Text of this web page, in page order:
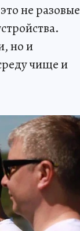
не разовые
но и
чище и